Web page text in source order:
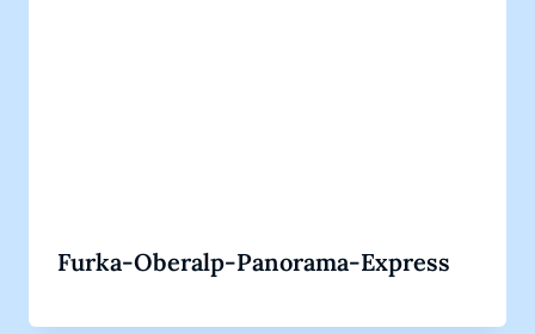
Furka-Oberalp-Panorama-Express